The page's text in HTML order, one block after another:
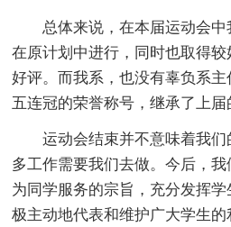
总体来说，在本届运动会
在原计划中进行，同时也取得
好评。而我系，也没有辜负系
五连冠的荣誉称号，继承了上届
运动会结束并不意味着我
多工作需要我们去做。今后，
为同学服务的宗旨，充分发挥
极主动地代表和维护广大学生的